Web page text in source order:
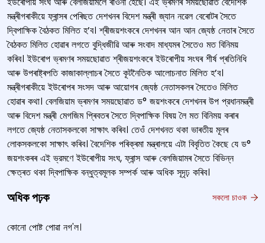
মন্ত্ৰীগৰাকীয়ে ফ্ৰান্সৰ পেৰিছত দেশখনৰ বিদেশ মন্ত্ৰী জ্যান নৱেল বেৰোটৰ সৈতে
দ্বিপাক্ষিক বৈঠকত মিলিত হ’ব। শ্ৰীজয়শংকৰে দেশখনৰ আন আন জ্যেষ্ঠ নেতাৰ সৈতে
বৈঠকত মিলিত হোৱাৰ লগতে বুদ্ধিজীৱি আৰু সংবাদ মাধ্যমৰ সৈতেও মত বিনিময়
কৰিব। ইউৰোপ ভ্ৰমণৰ সময়ছোৱাত শ্ৰীজয়শংকৰে ইউৰোপীয় সংঘৰ শীৰ্ষ প্ৰতিনিধি
আৰু উপৰাষ্ট্ৰপতি কাজাকাল্লাচৰ সৈতে কূটনৈতিক আলোচনাত মিলিত হ’ব।
মন্ত্ৰীগৰাকীয়ে ইউৰোপৰ সংসদ আৰু আয়োগৰ জ্যেষ্ঠ নেতাসকলৰ সৈতেও মিলিত
হোৱাৰ কথা। বেলজিয়াম ভ্ৰমণৰ সময়ছোৱাত ড° জয়শংকৰে দেশখনৰ উপ প্রধানমন্ত্ৰী
আৰু বিদেশ মন্ত্ৰী মেগজিম প্ৰিবতৰ সৈতে দ্বিপাক্ষিক বিষয় লৈ মত বিনিময় কৰাৰ
লগতে জ্যেষ্ঠ নেতাসকলকো সাক্ষাৎ কৰিব। তেওঁ দেশখনত থকা ভাৰতীয় মূলৰ
লোকসকলকো সাক্ষাৎ কৰিব। বৈদেশিক পৰিক্ৰমা মন্ত্ৰালয়ে এটা বিবৃতিত কৈছে যে ড°
জয়শংকৰৰ এই ভ্রমণে ইউৰোপীয় সংঘ, ফ্ৰান্স আৰু বেলজিয়ামৰ সৈতে বিভিন্ন
ক্ষেত্ৰত থকা দ্বিপাক্ষিক বন্ধুত্বমূলক সম্পৰ্ক আৰু অধিক সূদৃঢ় কৰিব।
অধিক পঢ়ক সকলো চাওক
কোনো পোষ্ট পোৱা নগ'ল।